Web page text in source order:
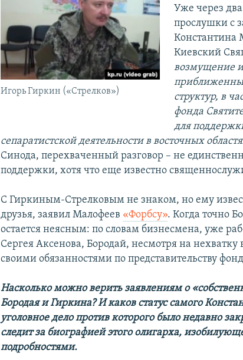
Игорь Гиркин («Стрелков»)
Уже через
прослушки с
Константина
Киевский
возмущение
структур, в
фонда
для
сепаратистской деятельности в восточных
Синода, перехваченный разговор – не
поддержки, хотя что еще известно
С Гиркиным-Стрелковым не знаком, но ему
друзья, заявил Малофеев «Форбсу». Когда точно
остается неясным: по словам бизнесмена, уже
Сергея Аксенова, Бородай, несмотря на нехватку
своими обязанностями по представительству
Насколько можно верить заявлениям о
Бородая и Гиркина? И каков статус самого
уголовное дело против которого было недавно
следит за биографией этого олигарха,
подробностями.